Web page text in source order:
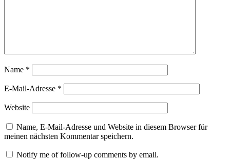
Name *
E-Mail-Adresse *
Website
Name, E-Mail-Adresse und Website in diesem Browser für
meinen nächsten Kommentar speichern.
Notify me of follow-up comments by email.